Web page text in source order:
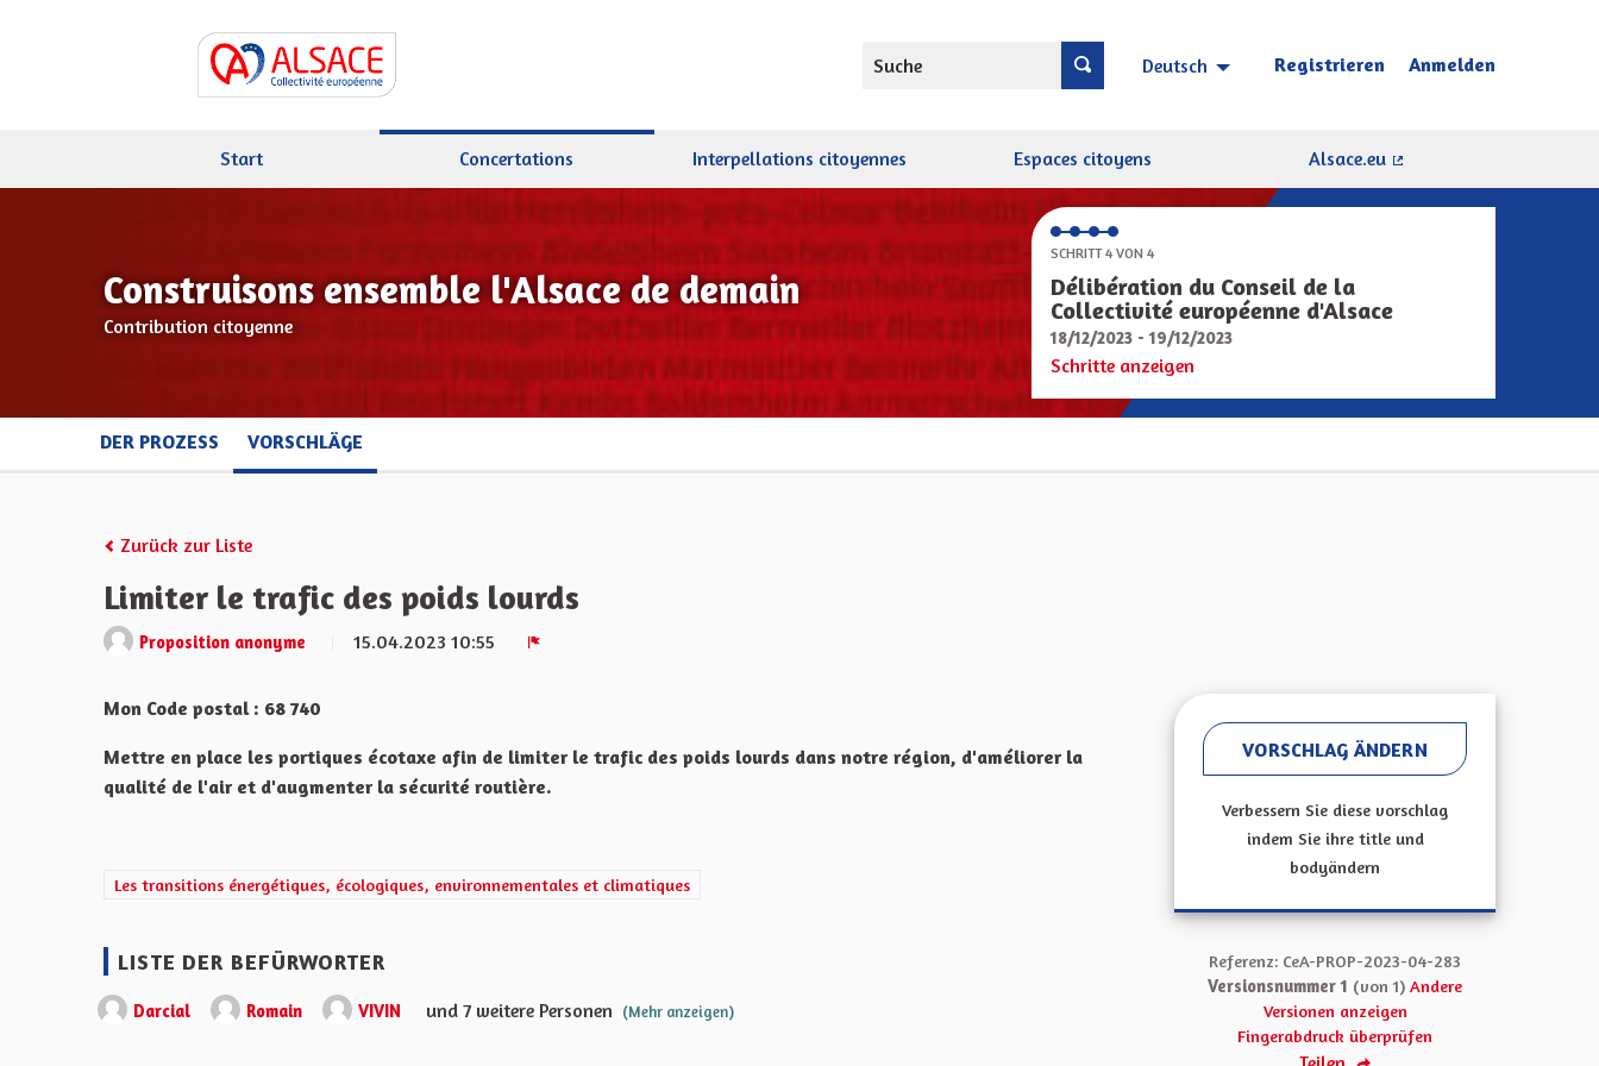
Suche Deutsch Choisir la langue Sprache wählen
Registrieren Anmelden
Start Concertations Interpellations citoyennes Espaces citoyens
Alsace.eu
Construisons ensemble l'Alsace de demain
Contribution citoyenne
SCHRITT 4 VON 4
Délibération du Conseil de la
Collectivité européenne d'Alsace
18/12/2023 - 19/12/2023
Schritte anzeigen
DER PROZESS VORSCHLÄGE
Zurück zur Liste
Limiter le trafic des poids lourds
Proposition anonyme
15.04.2023 10:55
Mon Code postal : 68 740
Mettre en place les portiques écotaxe afin de limiter le trafic des poids lourds dans notre région, d'améliorer la
qualité de l'air et d'augmenter la sécurité routière.
Ergebnisse nach Kategorie filtern: Les transitions énergétiques, écologiques, environnementales et climatiques
Les transitions énergétiques, écologiques, environnementales et climatiques
LISTE DER BEFÜRWORTER
Darcial Romain VIVIN und 7 weitere Personen (Mehr anzeigen)
VORSCHLAG ÄNDERN
Verbessern Sie diese vorschlag
indem Sie ihre title und
bodyändern
Referenz: CeA-PROP-2023-04-283
Versionsnummer 1 (von 1) Andere
Versionen anzeigen
Fingerabdruck überprüfen